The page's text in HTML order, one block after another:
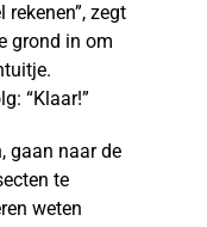
zegt
grond in om
“Klaar!”
gaan naar de
te
weten